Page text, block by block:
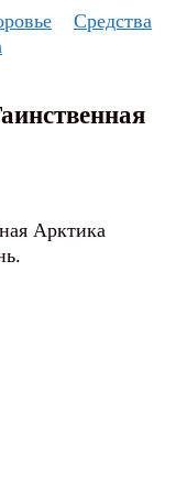
Средства
Арктика